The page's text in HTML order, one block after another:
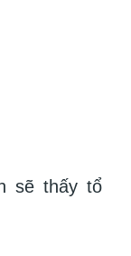
sẽ thấy tổ